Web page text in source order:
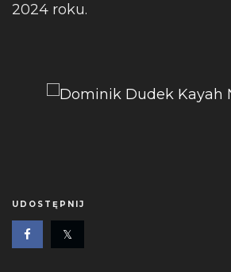
2024 roku.
UDOSTĘPNIJ